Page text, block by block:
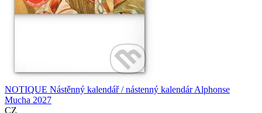
NOTIQUE Nástěnný kalendář / nástenný kalendár Alphonse
Mucha 2027
CZ